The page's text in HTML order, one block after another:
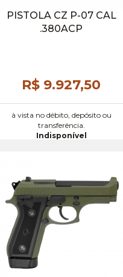
PISTOLA CZ P-07 CAL
.380ACP
R$ 9.927,50
à vista no débito, depósito ou
transferência.
Indisponível